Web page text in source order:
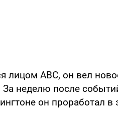
лицом АВС, он вел
За неделю после
он проработал в